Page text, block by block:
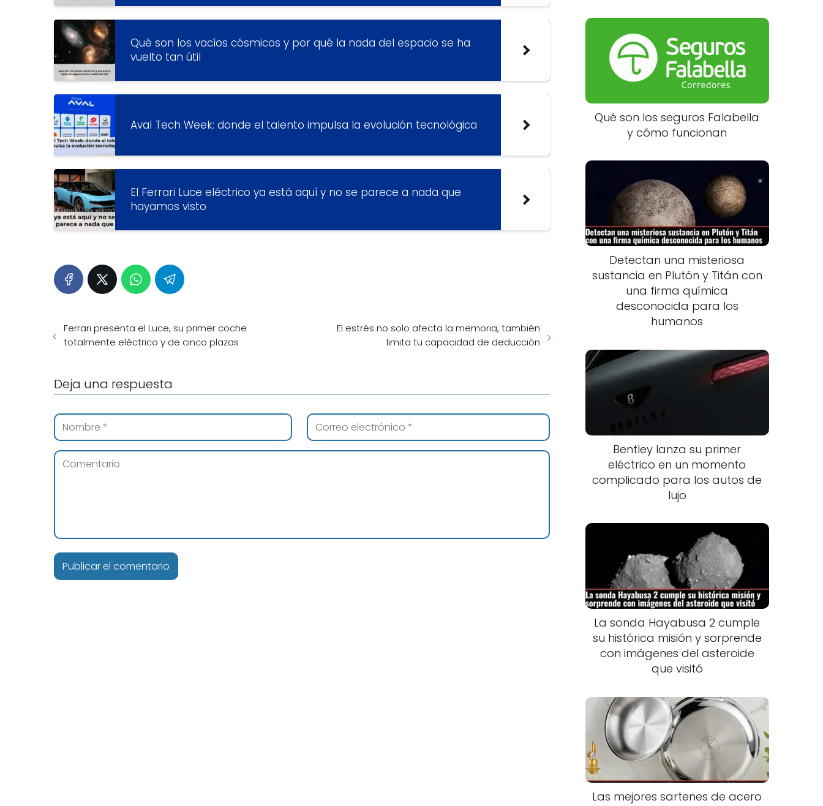
Qué son los vacíos cósmicos y por qué la nada del espacio se ha
vuelto tan útil
Aval Tech Week: donde el talento impulsa la evolución tecnológica
El Ferrari Luce eléctrico ya está aquí y no se parece a nada que
hayamos visto
Ferrari presenta el Luce, su primer coche
totalmente eléctrico y de cinco plazas
El estrés no solo afecta la memoria, también
limita tu capacidad de deducción
Deja una respuesta
Qué son los seguros Falabella
y cómo funcionan
Detectan una misteriosa
sustancia en Plutón y Titán con
una firma química
desconocida para los
humanos
Bentley lanza su primer
eléctrico en un momento
complicado para los autos de
lujo
La sonda Hayabusa 2 cumple
su histórica misión y sorprende
con imágenes del asteroide
que visitó
Las mejores sartenes de acero